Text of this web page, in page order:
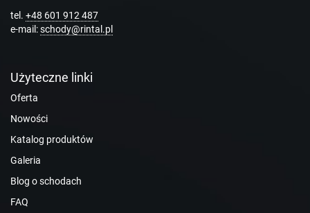
tel. +48 601 912 487
e-mail:schody@rintal.pl
Użyteczne linki
Oferta
Nowości
Katalog produktów
Galeria
Blog o schodach
FAQ